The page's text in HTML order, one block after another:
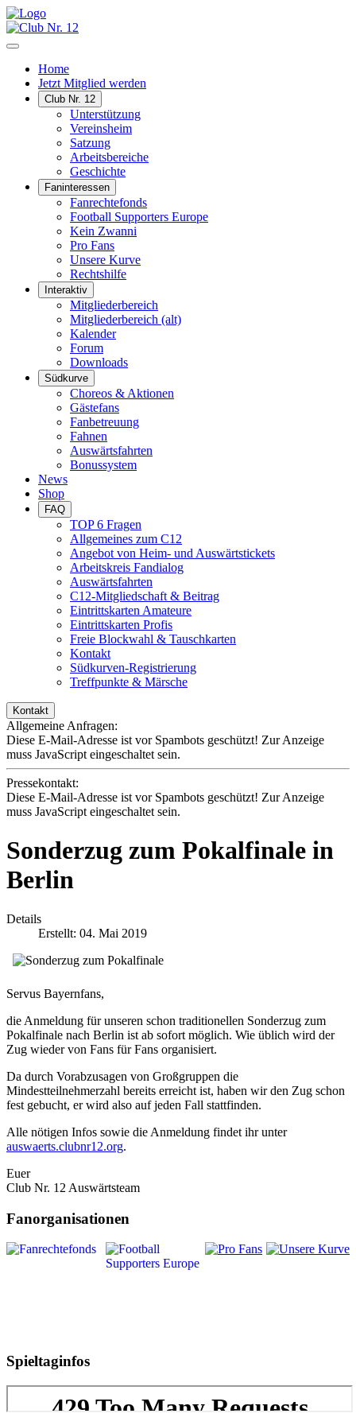
Home
Jetzt Mitglied werden
Club Nr. 12
Unterstützung
Vereinsheim
Satzung
Arbeitsbereiche
Geschichte
Faninteressen
Fanrechtefonds
Football Supporters Europe
Kein Zwanni
Pro Fans
Unsere Kurve
Rechtshilfe
Interaktiv
Mitgliederbereich
Mitgliederbereich (alt)
Kalender
Forum
Downloads
Südkurve
Choreos & Aktionen
Gästefans
Fanbetreuung
Fahnen
Auswärtsfahrten
Bonussystem
News
Shop
FAQ
TOP 6 Fragen
Allgemeines zum C12
Angebot von Heim- und Auswärtstickets
Arbeitskreis Fandialog
Auswärtsfahrten
C12-Mitgliedschaft & Beitrag
Eintrittskarten Amateure
Eintrittskarten Profis
Freie Blockwahl & Tauschkarten
Kontakt
Südkurven-Registrierung
Treffpunkte & Märsche
Kontakt
Allgemeine Anfragen:
Diese E-Mail-Adresse ist vor Spambots geschützt! Zur Anzeige
muss JavaScript eingeschaltet sein.
Pressekontakt:
Diese E-Mail-Adresse ist vor Spambots geschützt! Zur Anzeige
muss JavaScript eingeschaltet sein.
Sonderzug zum Pokalfinale in
Berlin
Details
Erstellt: 04. Mai 2019
Servus Bayernfans,
die Anmeldung für unseren schon traditionellen Sonderzug zum
Pokalfinale nach Berlin ist ab sofort möglich. Wie üblich wird der
Zug wieder von Fans für Fans organisiert.
Da durch Vorabzusagen von Großgruppen die
Mindestteilnehmerzahl bereits erreicht ist, haben wir den Zug schon
fest gebucht, er wird also auf jeden Fall stattfinden.
Alle nötigen Infos sowie die Anmeldung findet ihr unter
auswaerts.clubnr12.org.
Euer
Club Nr. 12 Auswärtsteam
Fanorganisationen
Spieltaginfos